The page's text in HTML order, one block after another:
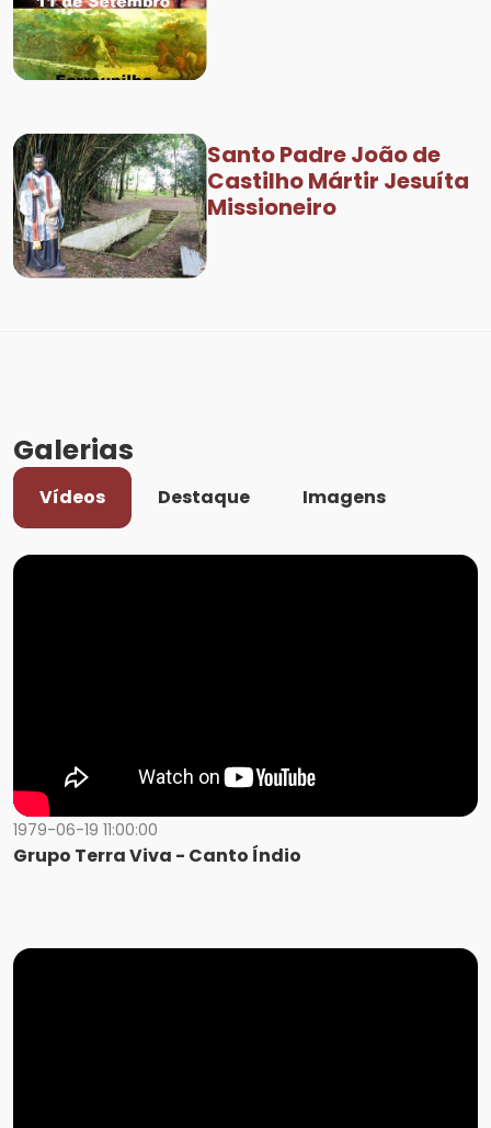
Santo Padre João de
Castilho Mártir Jesuíta
Missioneiro
Galerias
Vídeos Destaque Imagens
1979-06-19 11:00:00
Grupo Terra Viva - Canto Índio